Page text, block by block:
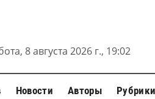
8 августа 2026 г., 19:02
Новости Авторы Рубрики